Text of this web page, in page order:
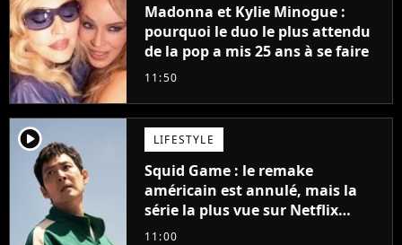
Madonna et Kylie Minogue :
pourquoi le duo le plus attendu
de la pop a mis 25 ans à se faire
11:50
player2 LIFESTYLE
Squid Game : le remake
américain est annulé, mais la
série la plus vue sur Netflix
pourrait avoir une version
11:00